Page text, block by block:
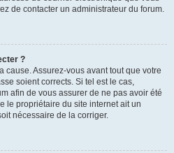
de contacter un administrateur du forum.
?
cause. Assurez-vous avant tout que votre
soient corrects. Si tel est le cas,
afin de vous assurer de ne pas avoir été
le propriétaire du site internet ait un
nécessaire de la corriger.